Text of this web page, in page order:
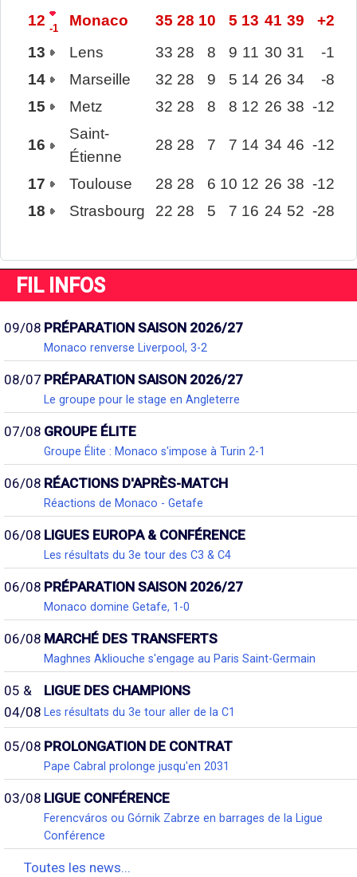
12 -1 Monaco 35 28 10 5 13 41 39
+2
13
Lens 33 28 8 9 11 30 31
-1
14
Marseille 32 28 9 5 14 26 34
-8
15
Metz 32 28 8 8 12 26 38 -12
16
Saint-
Étienne
28 28 7 7 14 34 46 -12
17 Toulouse 28 28 6 10 12 26 38 -12
18
Strasbourg 22 28 5 7 16 24 52 -28
FIL INFOS
09/08 PRÉPARATION SAISON 2026/27
Monaco renverse Liverpool, 3-2
08/07 PRÉPARATION SAISON 2026/27
Le groupe pour le stage en Angleterre
07/08 GROUPE ÉLITE
Groupe Élite : Monaco s'impose à Turin 2-1
06/08 RÉACTIONS D'APRÈS-MATCH
Réactions de Monaco - Getafe
06/08 LIGUES EUROPA & CONFÉRENCE
Les résultats du 3e tour des C3 & C4
06/08 PRÉPARATION SAISON 2026/27
Monaco domine Getafe, 1-0
06/08 MARCHÉ DES TRANSFERTS
Maghnes Akliouche s'engage au Paris Saint-Germain
05 &
04/08
LIGUE DES CHAMPIONS
Les résultats du 3e tour aller de la C1
05/08 PROLONGATION DE CONTRAT
Pape Cabral prolonge jusqu'en 2031
03/08 LIGUE CONFÉRENCE
Ferencváros ou Górnik Zabrze en barrages de la Ligue
Conférence
Toutes les news...